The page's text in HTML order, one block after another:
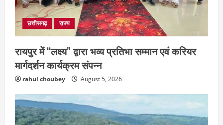
छत्तीसगढ़ राज्य
रायपुर में “लक्ष्य” द्वारा भव्य प्रतिभा सम्मान एवं करियर
मार्गदर्शन कार्यक्रम संपन्न
rahul choubey August 5, 2026